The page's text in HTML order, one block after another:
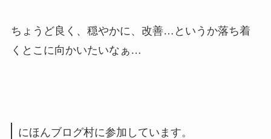
ちょうど良く、穏やかに、改善…というか落ち着
くとこに向かいたいなぁ…
にほんブログ村に参加しています。